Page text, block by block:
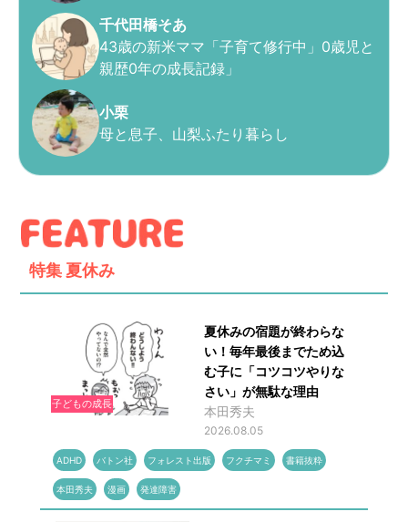
千代田橋そあ
43歳の新米ママ「子育て修行中」0歳児と
親歴0年の成長記録」
小栗
母と息子、山梨ふたり暮らし
特集 夏休み
子どもの成長
夏休みの宿題が終わらな
い！毎年最後までため込
む子に「コツコツやりな
さい」が無駄な理由
本田秀夫
2026.08.05
ADHD バトン社 フォレスト出版 フクチマミ 書籍抜粋
本田秀夫 漫画 発達障害